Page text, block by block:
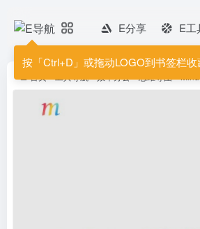
按「Ctrl+D」或拖动LOGO到书签栏
E分享 E工
一